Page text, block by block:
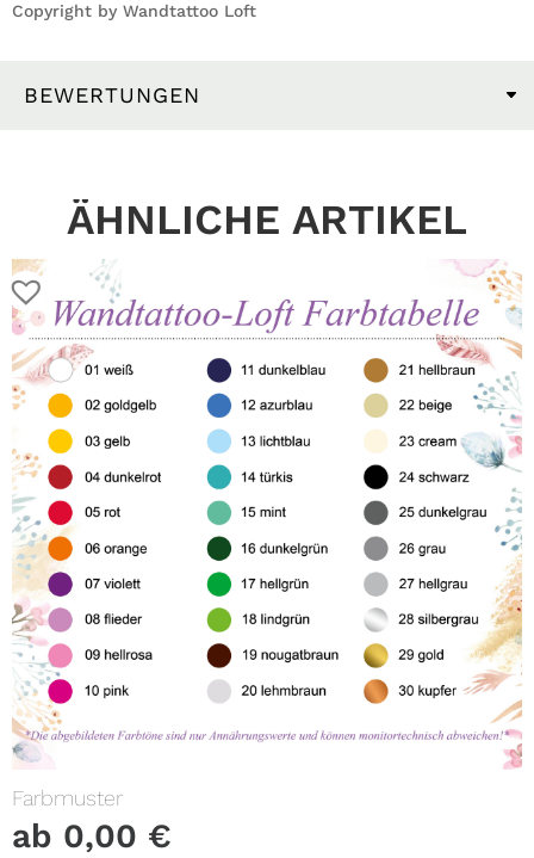
Copyright by Wandtattoo Loft
BEWERTUNGEN
ÄHNLICHE ARTIKEL
Farbmuster
ab 0,00 €